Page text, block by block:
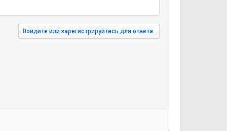
Войдите или зарегистрируйтесь для ответа.